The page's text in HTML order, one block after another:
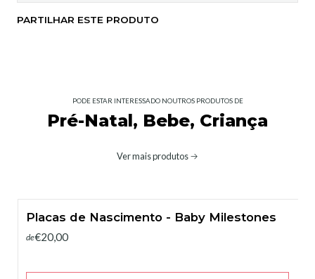
PARTILHAR ESTE PRODUTO
PODE ESTAR INTERESSADO NOUTROS PRODUTOS DE
Pré-Natal, Bebe, Criança
Ver mais produtos
Placas de Nascimento - Baby Milestones
de€20,00